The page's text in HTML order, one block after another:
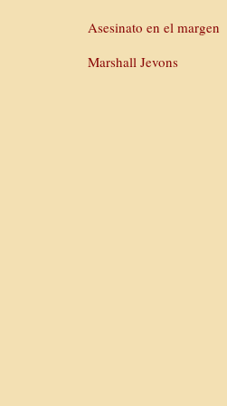
Asesinato en el margen
Marshall Jevons